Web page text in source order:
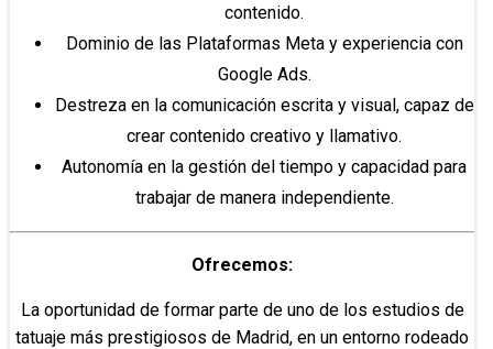
contenido.
Dominio de las Plataformas Meta y experiencia con
Google Ads.
Destreza en la comunicación escrita y visual, capaz de
crear contenido creativo y llamativo.
Autonomía en la gestión del tiempo y capacidad para
trabajar de manera independiente.
Ofrecemos:
La oportunidad de formar parte de uno de los estudios de
tatuaje más prestigiosos de Madrid, en un entorno rodeado